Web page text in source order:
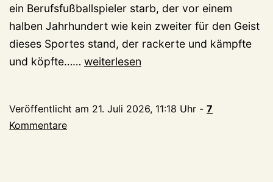
ein Berufsfußballspieler starb, der vor einem
halben Jahrhundert wie kein zweiter für den Geist
dieses Sportes stand, der rackerte und kämpfte
und köpfte…… Kevin
2026
weiterlesen
Veröffentlicht am 21. Juli 2026, 11:18 Uhr - 7
Kommentare